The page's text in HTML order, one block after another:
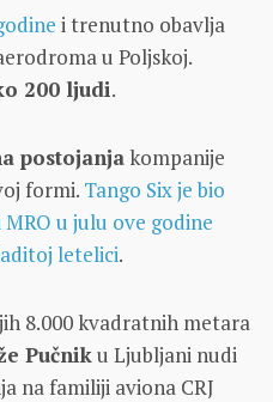
i trenutno obavlja
u Poljskoj.
200 ljudi.
postojanjakompanije
formi. Tango Six je bio
u julu ove godine
letelici.
8.000 kvadratnih metara
Pučniku Ljubljani nudi
na familiji aviona CRJ